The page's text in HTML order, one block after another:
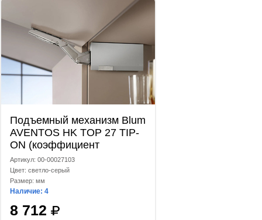
Подъемный механизм Blum
AVENTOS HK TOP 27 TIP-
ON (коэффициент
мощности 1730-5200)
светло-серый
Артикул: 00-00027103
Цвет: светло-серый
Размер: мм
Наличие: 4
8 712